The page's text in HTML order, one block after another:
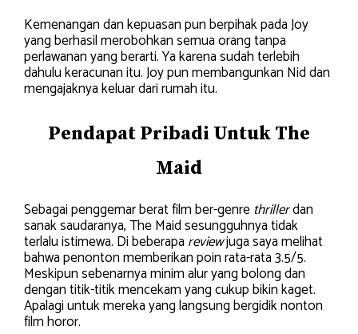
Kemenangan dan kepuasan pun berpihak pada Joy
yang berhasil merobohkan semua orang tanpa
perlawanan yang berarti. Ya karena sudah terlebih
dahulu keracunan itu. Joy pun membangunkan Nid dan
mengajaknya keluar dari rumah itu.
Pendapat Pribadi Untuk The
Maid
Sebagai penggemar berat film ber-genre thrillerdan
sanak saudaranya, The Maid sesungguhnya tidak
terlalu istimewa. Di beberapa reviewjuga saya melihat
bahwa penonton memberikan poin rata-rata 3.5/5.
Meskipun sebenarnya minim alur yang bolong dan
dengan titik-titik mencekam yang cukup bikin kaget.
Apalagi untuk mereka yang langsung bergidik nonton
film horor.